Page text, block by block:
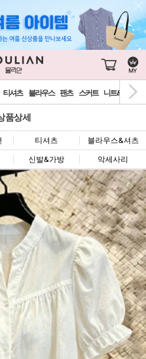
티셔츠 블라우스 팬츠 스커트 니트&가디건
품상세
티셔츠 블라우스&셔츠
신발&가방 악세사리